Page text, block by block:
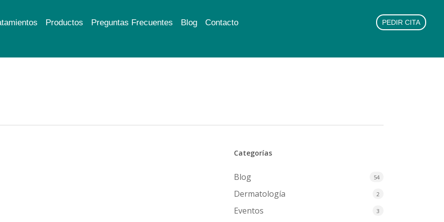
Productos Preguntas Frecuentes Blog Contacto PEDIR CITA
Categorías
Blog 54
Dermatología 2
Eventos 3